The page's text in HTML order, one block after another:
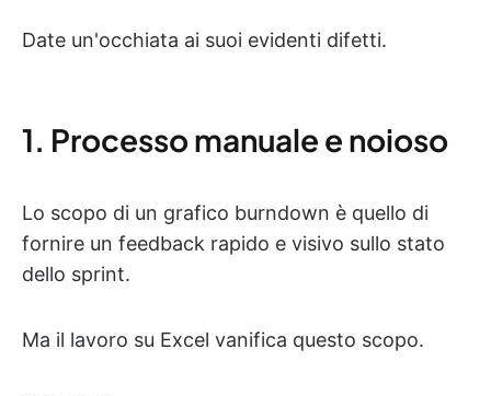
Date un'occhiata ai suoi evidenti difetti.
1. Processo manuale e noioso
Lo scopo di un grafico burndown è quello di
fornire un feedback rapido e visivo sullo stato
dello sprint.
Ma il lavoro su Excel vanifica questo scopo.